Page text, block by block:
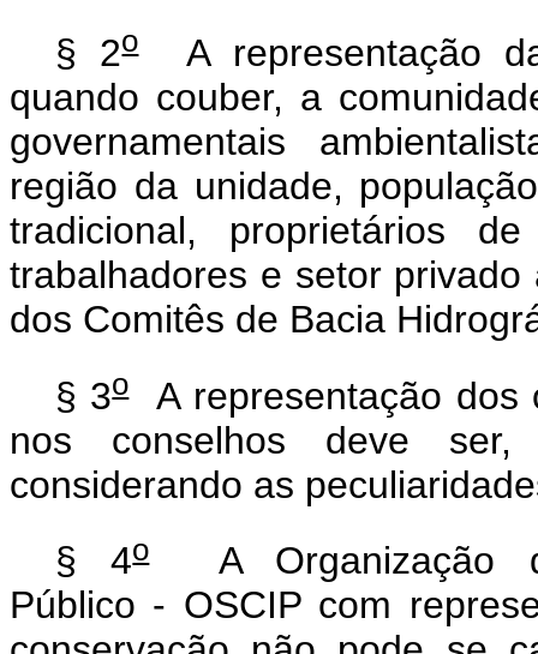
§ 2oA representação
quando couber, a
governamentais
região da unidade,
tradicional, proprietários
trabalhadores e setor
dos Comitês de Bacia
§ 3oA representação dos
nos conselhos deve ser,
considerando as
§ 4oA Organização
Público - OSCIP com